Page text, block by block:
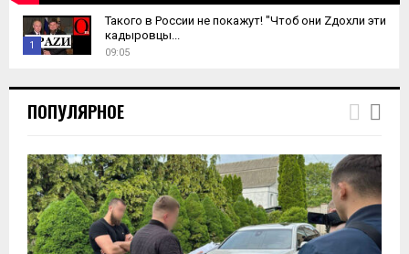
1
h
u
n
a
y
Такого в России не покажут! "Чтоб они Zдохли эти
кадыровцы...
09:05
ПОПУЛЯРНОЕ